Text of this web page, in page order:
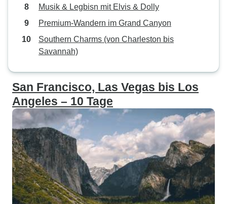
Musik & Legbisn mit Elvis & Dolly
Premium-Wandern im Grand Canyon
Southern Charms (von Charleston bis
Savannah)
San Francisco, Las Vegas bis Los
Angeles – 10 Tage